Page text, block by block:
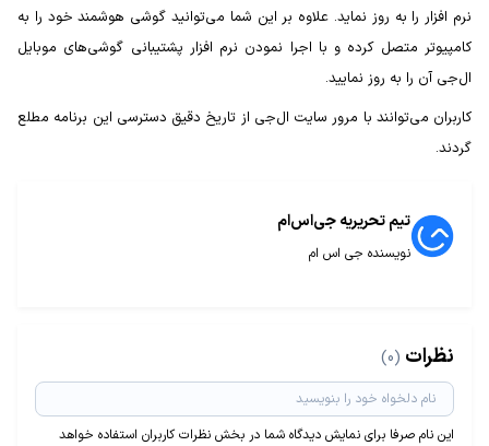
نرم افزار را به روز نماید. علاوه بر این شما می‌توانید گوشی هوشمند خود را به
کامپیوتر متصل کرده و با اجرا نمودن نرم افزار پشتیبانی گوشی‌های موبایل
ال‌جی آن را به روز نمایید.
کاربران می‌توانند با مرور سایت ال‌جی از تاریخ دقیق دسترسی این برنامه مطلع
گردند.
تیم تحریریه جی‌اس‌ام
نویسنده جی اس ام
نظرات (0)
این نام صرفا برای نمایش دیدگاه شما در بخش نظرات کاربران استفاده خواهد